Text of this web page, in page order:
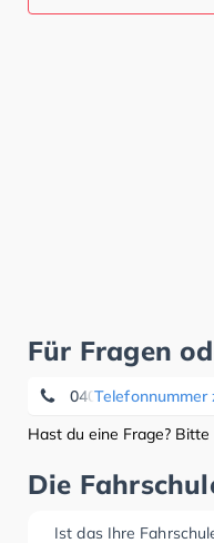
Für Fragen
Telefonnummer
040 / 77 83 81
Hast du eine Frage?
Die
Ist das Ihre